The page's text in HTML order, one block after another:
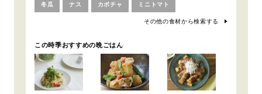
冬瓜 ナス カボチャ ミニトマト
その他の食材から検索する
この時季おすすめの晩ごはん